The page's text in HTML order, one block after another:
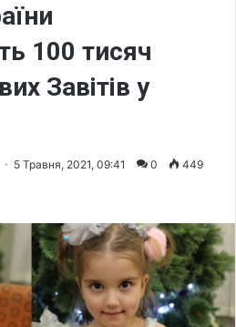
100 тисяч
Завітів у
5 Травня, 2021, 09:41 0 449